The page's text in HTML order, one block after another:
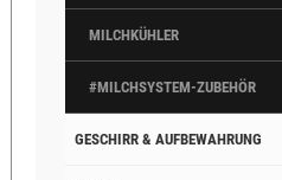
MILCHKÜHLER
#MILCHSYSTEM-ZUBEHÖR
GESCHIRR & AUFBEWAHRUNG